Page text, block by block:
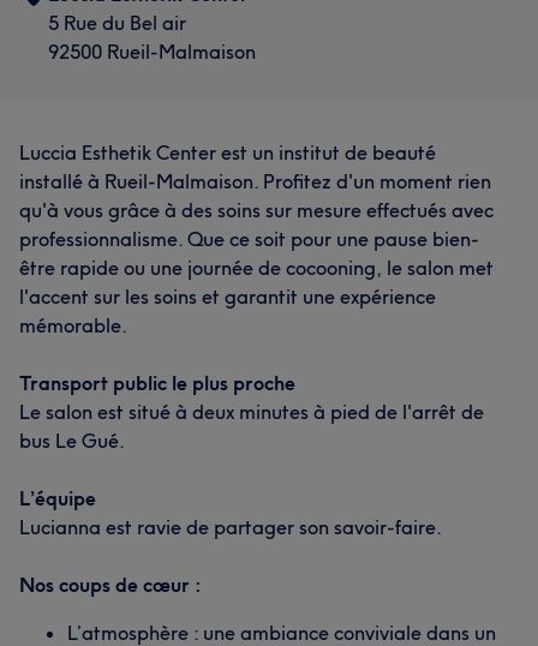
5 Rue du Bel air
92500 Rueil-Malmaison
Luccia Esthetik Center est un institut de beauté
installé à Rueil-Malmaison. Profitez d'un moment rien
qu'à vous grâce à des soins sur mesure effectués avec
professionnalisme. Que ce soit pour une pause bien-
être rapide ou une journée de cocooning, le salon met
l'accent sur les soins et garantit une expérience
mémorable.
Transport public le plus proche
Le salon est situé à deux minutes à pied de l'arrêt de
bus Le Gué.
L’équipe
Lucianna est ravie de partager son savoir-faire.
Nos coups de cœur :
L’atmosphère : une ambiance conviviale dans un